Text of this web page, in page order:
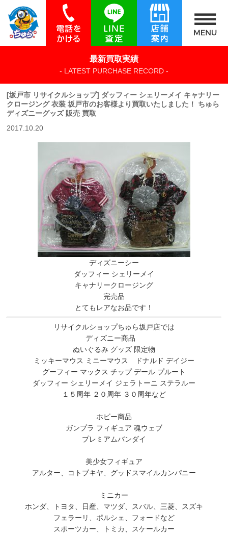
最新買取実績
- LATEST PURCHASE RECORD -
[坂戸市 リサイクルショップ] ダッフィー シェリーメイ キャナリー
クロージング 衣装 坂戸市のお客様より買取いたしました！ ちゅら
ディズニーグッズ 販売 買取
2017.10.20
ディズニーシー
ダッフィー シェリーメイ
キャナリークロージング
完売品
とてもレアなお品です！
リサイクルショップちゅら坂戸店では
ディズニー商品
ぬいぐるみ グッズ 限定物
ミッキーマウス ミニーマウス ドナルド デイジー
グーフィー マックス チップ デール プルート
ダッフィー シェリーメイ ジェラトーニ ステラルー
１５周年 ２０周年 ３０周年など
ホビー商品
ガンプラ フィギュア 魂ウェブ
プレミアムバンダイ
美少女フィギュア
アルター、コトブキヤ、グッドスマイルカンパニー
ミニカー
ホンダ、トヨタ、日産、マツダ、スバル、三菱、スズキ
フェラーリ、ポルシェ、フォードなど
スポーツカー、トミカ、スケールカー